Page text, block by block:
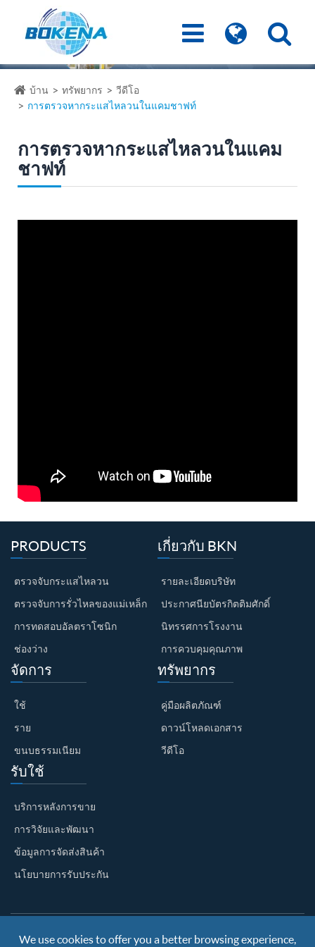
บ้าน ทรัพยากร
วีดีโอ
การตรวจหากระแสไหลวนในแคมชาฟท์
การตรวจหากระแสไหลวนในแคม
ชาฟท์
PRODUCTS
ตรวจจับกระแสไหลวน
ตรวจจับการรั่วไหลของแม่เหล็ก
การทดสอบอัลตราโซนิก
ช่องว่าง
เกี่ยวกับ BKN
รายละเอียดบริษัท
ประกาศนียบัตรกิตติมศักดิ์
นิทรรศการโรงงาน
การควบคุมคุณภาพ
จัดการ
ใช้
ราย
ขนบธรรมเนียม
ทรัพยากร
คู่มือผลิตภัณฑ์
ดาวน์โหลดเอกสาร
วีดีโอ
รับใช้
บริการหลังการขาย
การวิจัยและพัฒนา
ข้อมูลการจัดส่งสินค้า
นโยบายการรับประกัน
Copyright ©Nanjing BKN Automation System Co.,LTD.All
We use cookies to offer you a better browsing experience,